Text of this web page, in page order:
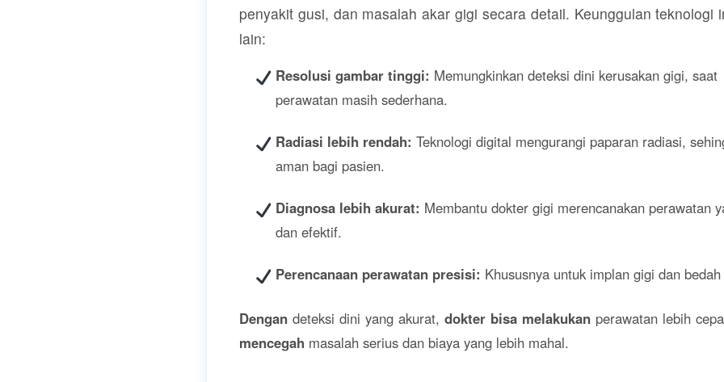
penyakit gusi, dan masalah akar gigi secara detail. Keunggulan teknologi
lain:
Resolusi gambar tinggi: Memungkinkan deteksi dini kerusakan gigi, saat
perawatan masih sederhana.
Radiasi lebih rendah: Teknologi digital mengurangi paparan radiasi,
aman bagi pasien.
Diagnosa lebih akurat: Membantu dokter gigi merencanakan perawatan
dan efektif.
Perencanaan perawatan presisi: Khususnya untuk implan gigi dan
Dengan deteksi dini yang akurat, dokter bisa melakukan perawatan lebih
mencegah masalah serius dan biaya yang lebih mahal.